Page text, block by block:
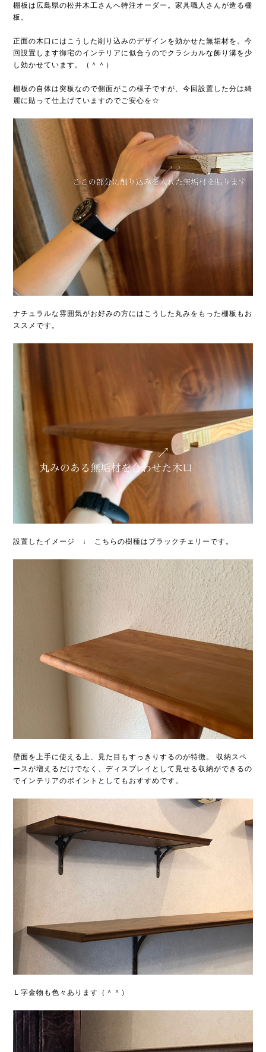
棚板は広島県の松井木工さんへ特注オーダー。家具職人さんが造る棚
板。
正面の木口にはこうした削り込みのデザインを効かせた無垢材を。今
回設置します御宅のインテリアに似合うのでクラシカルな飾り溝を少
し効かせています。（＾＾）
棚板の自体は突板なので側面がこの様子ですが、今回設置した分は綺
麗に貼って仕上げていますのでご安心を☆
ナチュラルな雰囲気がお好みの方にはこうした丸みをもった棚板もお
ススメです。
設置したイメージ ↓ こちらの樹種はブラックチェリーです。
壁面を上手に使える上、見た目もすっきりするのが特徴。 収納スペ
ースが増えるだけでなく、ディスプレイとして見せる収納ができるの
でインテリアのポイントとしてもおすすめです。
Ｌ字金物も色々あります（＾＾）